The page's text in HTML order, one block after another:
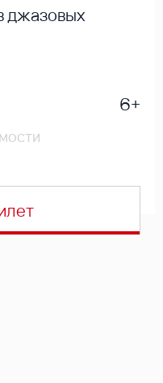
джазовых
6+